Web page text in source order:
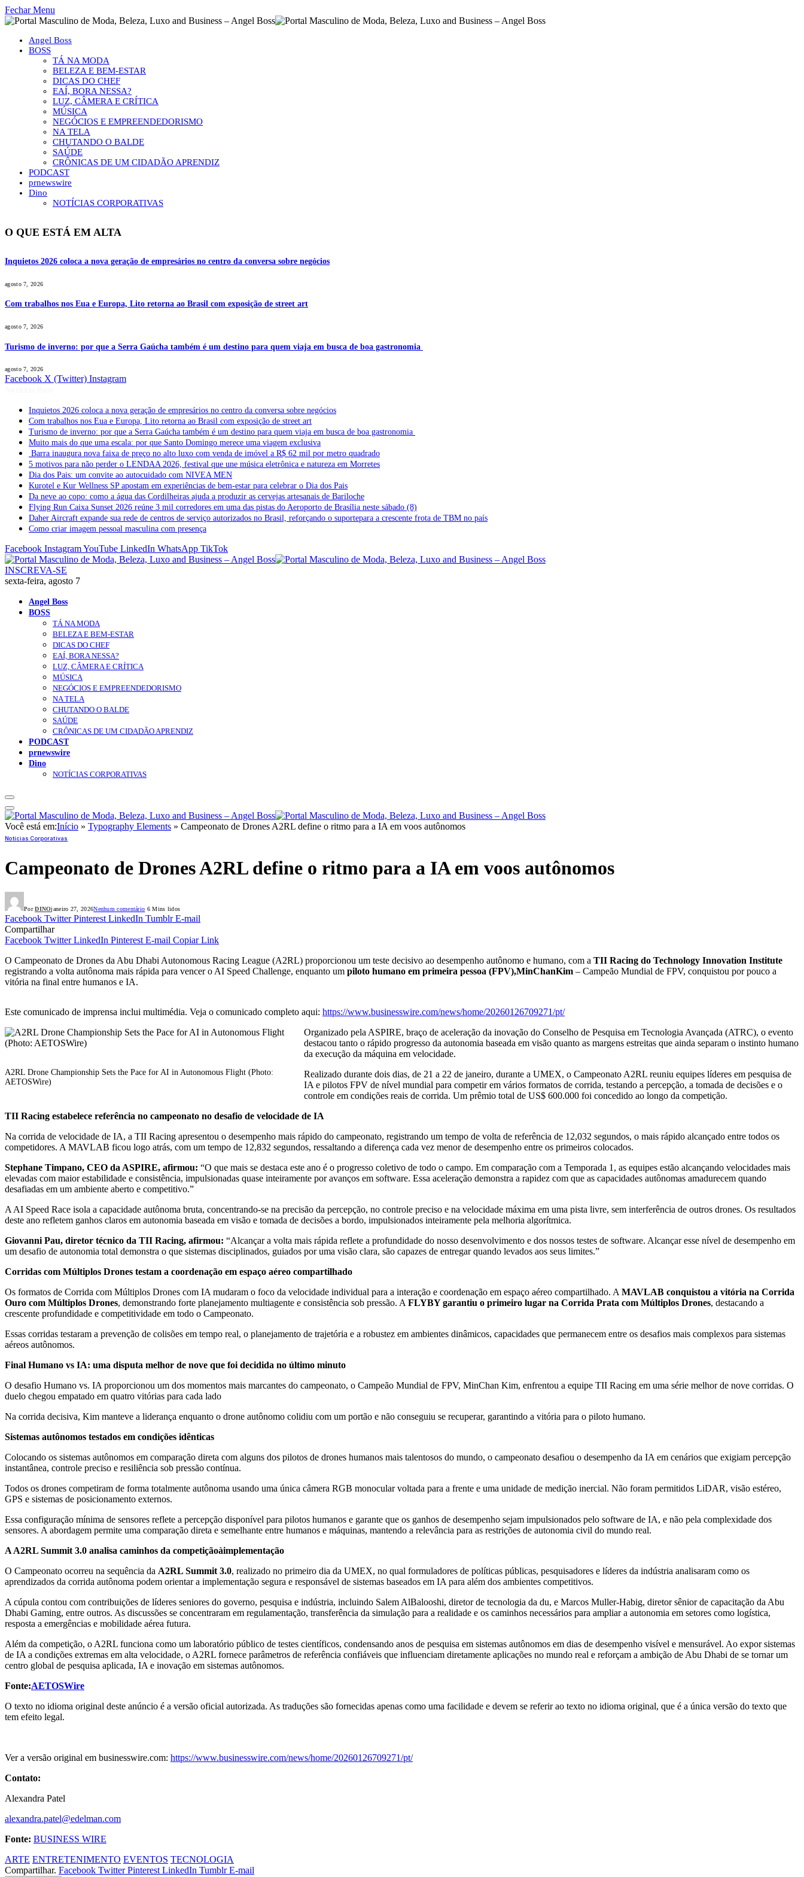
Fechar Menu
Angel Boss
BOSS
TÁ NA MODA
BELEZA E BEM-ESTAR
DICAS DO CHEF
EAÍ, BORA NESSA?
LUZ, CÂMERA E CRÍTICA
MÚSICA
NEGÓCIOS E EMPREENDEDORISMO
NA TELA
CHUTANDO O BALDE
SAÚDE
CRÔNICAS DE UM CIDADÃO APRENDIZ
PODCAST
prnewswire
Dino
NOTÍCIAS CORPORATIVAS
O QUE ESTÁ EM ALTA
Inquietos 2026 coloca a nova geração de empresários no centro da conversa sobre negócios
agosto 7, 2026
Com trabalhos nos Eua e Europa, Lito retorna ao Brasil com exposição de street art
agosto 7, 2026
Turismo de inverno: por que a Serra Gaúcha também é um destino para quem viaja em busca de boa gastronomia
agosto 7, 2026
Facebook X (Twitter) Instagram
Inquietos 2026 coloca a nova geração de empresários no centro da conversa sobre negócios
Com trabalhos nos Eua e Europa, Lito retorna ao Brasil com exposição de street art
Turismo de inverno: por que a Serra Gaúcha também é um destino para quem viaja em busca de boa gastronomia
Muito mais do que uma escala: por que Santo Domingo merece uma viagem exclusiva
Barra inaugura nova faixa de preço no alto luxo com venda de imóvel a R$ 62 mil por metro quadrado
5 motivos para não perder o LENDAA 2026, festival que une música eletrônica e natureza em Morretes
Dia dos Pais: um convite ao autocuidado com NIVEA MEN
Kurotel e Kur Wellness SP apostam em experiências de bem-estar para celebrar o Dia dos Pais
Da neve ao copo: como a água das Cordilheiras ajuda a produzir as cervejas artesanais de Bariloche
Flying Run Caixa Sunset 2026 reúne 3 mil corredores em uma das pistas do Aeroporto de Brasília neste sábado (8)
Daher Aircraft expande sua rede de centros de serviço autorizados no Brasil, reforçando o suportepara a crescente frota de TBM no país
Como criar imagem pessoal masculina com presença
Facebook InstagramYouTube LinkedIn WhatsApp TikTok
INSCREVA-SE
sexta-feira, agosto 7
Angel Boss
BOSS
TÁ NA MODA
BELEZA E BEM-ESTAR
DICAS DO CHEF
EAÍ, BORA NESSA?
LUZ, CÂMERA E CRÍTICA
MÚSICA
NEGÓCIOS E EMPREENDEDORISMO
NA TELA
CHUTANDO O BALDE
SAÚDE
CRÔNICAS DE UM CIDADÃO APRENDIZ
PODCAST
prnewswire
Dino
NOTÍCIAS CORPORATIVAS
Você está em:Início » Typography Elements » Campeonato de Drones A2RL define o ritmo para a IA em voos autônomos
Notícias Corporativas
Campeonato de Drones A2RL define o ritmo para a IA em voos autônomos
Por DINOjaneiro 27, 2026Nenhum comentário 6 Mins lidos
Facebook Twitter Pinterest LinkedIn Tumblr E-mail
Compartilhar
Facebook Twitter LinkedIn Pinterest E-mail Copiar Link
O Campeonato de Drones da Abu Dhabi Autonomous Racing League (A2RL) proporcionou um teste decisivo ao desempenho autônomo e humano, com a TII Racing do Technology Innovation Institute
registrando a volta autônoma mais rápida para vencer o AI Speed Challenge, enquanto um piloto humano em primeira pessoa (FPV),MinChanKim – Campeão Mundial de FPV, conquistou por pouco a
vitória na final entre humanos e IA.
Este comunicado de imprensa inclui multimédia. Veja o comunicado completo aqui: https://www.businesswire.com/news/home/20260126709271/pt/
A2RL Drone Championship Sets the Pace for AI in Autonomous Flight (Photo:
AETOSWire)
Organizado pela ASPIRE, braço de aceleração da inovação do Conselho de Pesquisa em Tecnologia Avançada (ATRC), o evento
destacou tanto o rápido progresso da autonomia baseada em visão quanto as margens estreitas que ainda separam o instinto humano
da execução da máquina em velocidade.
Realizado durante dois dias, de 21 a 22 de janeiro, durante a UMEX, o Campeonato A2RL reuniu equipes líderes em pesquisa de
IA e pilotos FPV de nível mundial para competir em vários formatos de corrida, testando a percepção, a tomada de decisões e o
controle em condições reais de corrida. Um prêmio total de US$ 600.000 foi concedido ao longo da competição.
TII Racing estabelece referência no campeonato no desafio de velocidade de IA
Na corrida de velocidade de IA, a TII Racing apresentou o desempenho mais rápido do campeonato, registrando um tempo de volta de referência de 12,032 segundos, o mais rápido alcançado entre todos os
competidores. A MAVLAB ficou logo atrás, com um tempo de 12,832 segundos, ressaltando a diferença cada vez menor de desempenho entre os primeiros colocados.
Stephane Timpano, CEO da ASPIRE, afirmou: “O que mais se destaca este ano é o progresso coletivo de todo o campo. Em comparação com a Temporada 1, as equipes estão alcançando velocidades mais
elevadas com maior estabilidade e consistência, impulsionadas quase inteiramente por avanços em software. Essa aceleração demonstra a rapidez com que as capacidades autônomas amadurecem quando
desafiadas em um ambiente aberto e competitivo.”
A AI Speed Race isola a capacidade autônoma bruta, concentrando-se na precisão da percepção, no controle preciso e na velocidade máxima em uma pista livre, sem interferência de outros drones. Os resultados
deste ano refletem ganhos claros em autonomia baseada em visão e tomada de decisões a bordo, impulsionados inteiramente pela melhoria algorítmica.
Giovanni Pau, diretor técnico da TII Racing, afirmou: “Alcançar a volta mais rápida reflete a profundidade do nosso desenvolvimento e dos nossos testes de software. Alcançar esse nível de desempenho em
um desafio de autonomia total demonstra o que sistemas disciplinados, guiados por uma visão clara, são capazes de entregar quando levados aos seus limites.”
Corridas com Múltiplos Drones testam a coordenação em espaço aéreo compartilhado
Os formatos de Corrida com Múltiplos Drones com IA mudaram o foco da velocidade individual para a interação e coordenação em espaço aéreo compartilhado. A MAVLAB conquistou a vitória na Corrida
Ouro com Múltiplos Drones, demonstrando forte planejamento multiagente e consistência sob pressão. A FLYBY garantiu o primeiro lugar na Corrida Prata com Múltiplos Drones, destacando a
crescente profundidade e competitividade em todo o Campeonato.
Essas corridas testaram a prevenção de colisões em tempo real, o planejamento de trajetória e a robustez em ambientes dinâmicos, capacidades que permanecem entre os desafios mais complexos para sistemas
aéreos autônomos.
Final Humano vs IA: uma disputa melhor de nove que foi decidida no último minuto
O desafio Humano vs. IA proporcionou um dos momentos mais marcantes do campeonato, o Campeão Mundial de FPV, MinChan Kim, enfrentou a equipe TII Racing em uma série melhor de nove corridas. O
duelo chegou empatado em quatro vitórias para cada lado
Na corrida decisiva, Kim manteve a liderança enquanto o drone autônomo colidiu com um portão e não conseguiu se recuperar, garantindo a vitória para o piloto humano.
Sistemas autônomos testados em condições idênticas
Colocando os sistemas autônomos em comparação direta com alguns dos pilotos de drones humanos mais talentosos do mundo, o campeonato desafiou o desempenho da IA em cenários que exigiam percepção
instantânea, controle preciso e resiliência sob pressão contínua.
Todos os drones competiram de forma totalmente autônoma usando uma única câmera RGB monocular voltada para a frente e uma unidade de medição inercial. Não foram permitidos LiDAR, visão estéreo,
GPS e sistemas de posicionamento externos.
Essa configuração mínima de sensores reflete a percepção disponível para pilotos humanos e garante que os ganhos de desempenho sejam impulsionados pelo software de IA, e não pela complexidade dos
sensores. A abordagem permite uma comparação direta e semelhante entre humanos e máquinas, mantendo a relevância para as restrições de autonomia civil do mundo real.
A A2RL Summit 3.0 analisa caminhos da competiçãoàimplementação
O Campeonato ocorreu na sequência da A2RL Summit 3.0, realizado no primeiro dia da UMEX, no qual formuladores de políticas públicas, pesquisadores e líderes da indústria analisaram como os
aprendizados da corrida autônoma podem orientar a implementação segura e responsável de sistemas baseados em IA para além dos ambientes competitivos.
A cúpula contou com contribuições de líderes seniores do governo, pesquisa e indústria, incluindo Salem AlBalooshi, diretor de tecnologia da du, e Marcos Muller-Habig, diretor sênior de capacitação da Abu
Dhabi Gaming, entre outros. As discussões se concentraram em regulamentação, transferência da simulação para a realidade e os caminhos necessários para ampliar a autonomia em setores como logística,
resposta a emergências e mobilidade aérea futura.
Além da competição, o A2RL funciona como um laboratório público de testes científicos, condensando anos de pesquisa em sistemas autônomos em dias de desempenho visível e mensurável. Ao expor sistemas
de IA a condições extremas em alta velocidade, o A2RL fornece parâmetros de referência confiáveis ​​que influenciam diretamente aplicações no mundo real e reforçam a ambição de Abu Dhabi de se tornar um
centro global de pesquisa aplicada, IA e inovação em sistemas autônomos.
Fonte:AETOSWire
O texto no idioma original deste anúncio é a versão oficial autorizada. As traduções são fornecidas apenas como uma facilidade e devem se referir ao texto no idioma original, que é a única versão do texto que
tem efeito legal.
Ver a versão original em businesswire.com: https://www.businesswire.com/news/home/20260126709271/pt/
Contato:
Alexandra Patel
alexandra.patel@edelman.com
Fonte: BUSINESS WIRE
ARTE ENTRETENIMENTO EVENTOS TECNOLOGIA
Compartilhar. Facebook Twitter Pinterest LinkedIn Tumblr E-mail